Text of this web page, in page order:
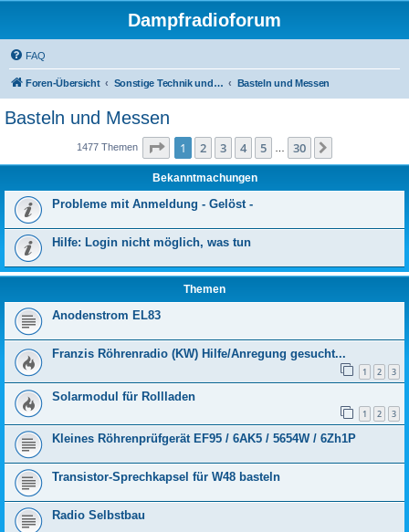
Dampfradioforum
FAQ
Foren-Übersicht Sonstige Technik und Unterhaltungselektronik Basteln und Messen
Basteln und Messen
1477 Themen Seite 1von 30
1 2 3 4 5 30
Bekanntmachungen
Probleme mit Anmeldung - Gelöst -
Hilfe: Login nicht möglich, was tun
Themen
Anodenstrom EL83
Franzis Röhrenradio (KW) Hilfe/Anregung gesucht...
1 2 3
Solarmodul für Rollladen
1 2 3
Kleines Röhrenprüfgerät EF95 / 6AK5 / 5654W / 6Zh1P
Transistor-Sprechkapsel für W48 basteln
Radio Selbstbau